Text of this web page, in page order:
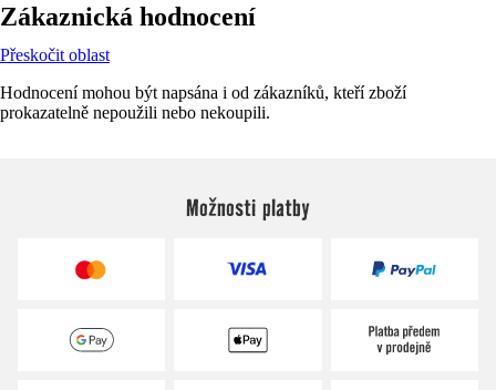
Zákaznická hodnocení
Přeskočit oblast
Hodnocení mohou být napsána i od zákazníků, kteří zboží
prokazatelně nepoužili nebo nekoupili.
Možnosti platby